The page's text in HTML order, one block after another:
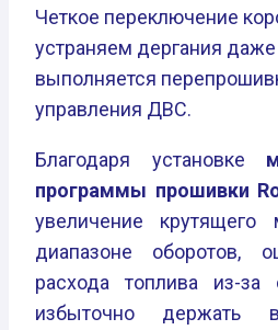
Четкое переключение
устраняем дергания даже
выполняется
управления ДВС.
Благодаря установке
программы прошивки
увеличение
диапазоне оборотов,
расхода топлива из-за
избыточно держать